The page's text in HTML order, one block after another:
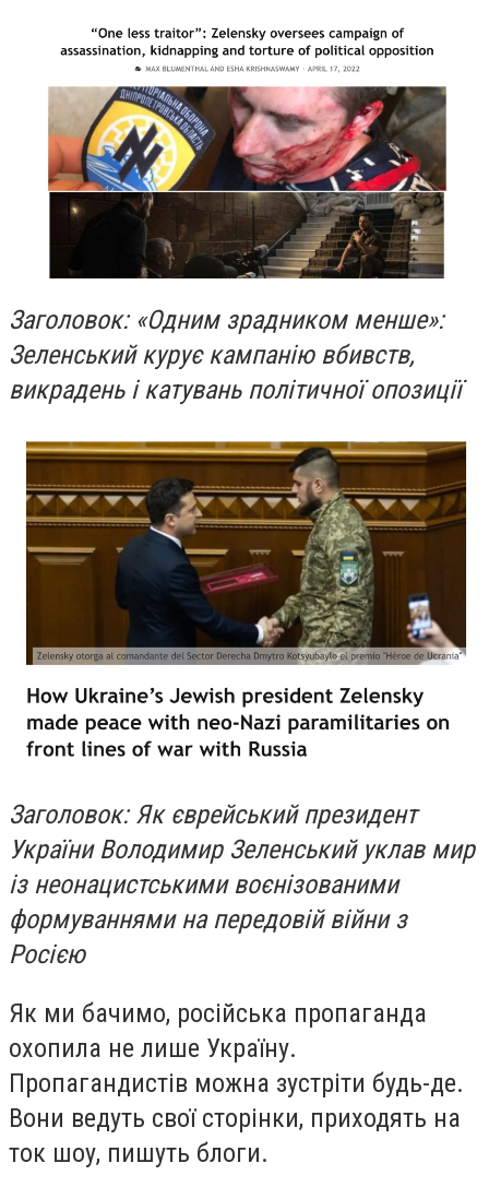
Заголовок: «Одним зрадником менше»:
Зеленський курує кампанію вбивств,
викрадень і катувань політичної опозиції
Заголовок: Як єврейський президент
України Володимир Зеленський уклав мир
із неонацистськими воєнізованими
формуваннями на передовій війни з
Росією
Як ми бачимо, російська пропаганда
охопила не лише Україну.
Пропагандистів можна зустріти будь-де.
Вони ведуть свої сторінки, приходять на
ток шоу, пишуть блоги.